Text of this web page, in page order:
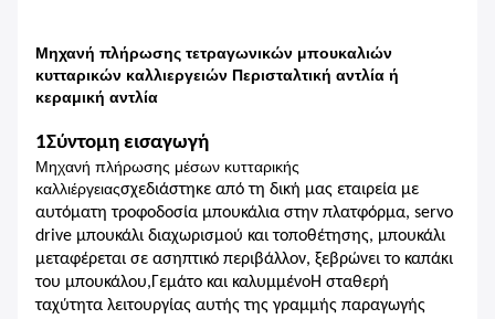
Μηχανή πλήρωσης τετραγωνικών μπουκαλιών
κυτταρικών καλλιεργειών Περισταλτική αντλία ή
κεραμική αντλία
1Σύντομη εισαγωγή
Μηχανή πλήρωσης μέσων κυτταρικής
καλλιέργειαςσχεδιάστηκε από τη δική μας εταιρεία με
αυτόματη τροφοδοσία μπουκάλια στην πλατφόρμα, servo
drive μπουκάλι διαχωρισμού και τοποθέτησης, μπουκάλι
μεταφέρεται σε ασηπτικό περιβάλλον, ξεβρώνει το καπάκι
του μπουκάλου,Γεμάτο και καλυμμένοΗ σταθερή
ταχύτητα λειτουργίας αυτής της γραμμής παραγωγής